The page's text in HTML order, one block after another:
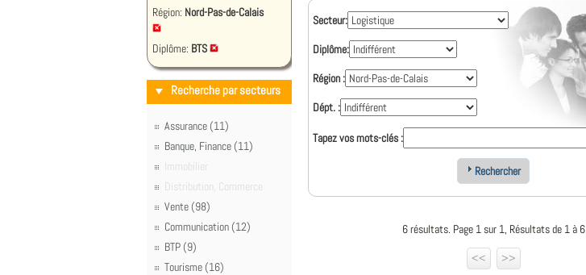
Région: Nord-Pas-de-Calais
Diplôme: BTS
Recherche par secteurs
Assurance (11)
Banque, Finance (11)
Immobilier
Distribution, Commerce
Vente (98)
Communication (12)
BTP (9)
Tourisme (16)
Secteur:
Diplôme:
Région :
Dépt. :
Tapez vos mots-clés :
Rechercher
6 résultats. Page 1 sur 1, Résultats de 1 à 6
<<
>>